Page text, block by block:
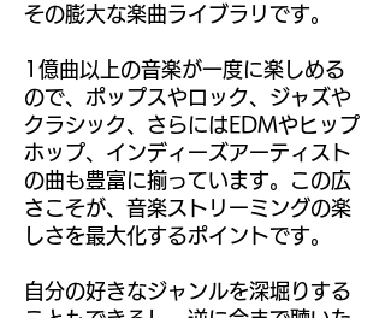
その膨大な楽曲ライブラリです。
1億曲以上の音楽が一度に楽しめる
ので、ポップスやロック、ジャズや
クラシック、さらにはEDMやヒップ
ホップ、インディーズアーティスト
の曲も豊富に揃っています。この広
さこそが、音楽ストリーミングの楽
しさを最大化するポイントです。
自分の好きなジャンルを深堀りする